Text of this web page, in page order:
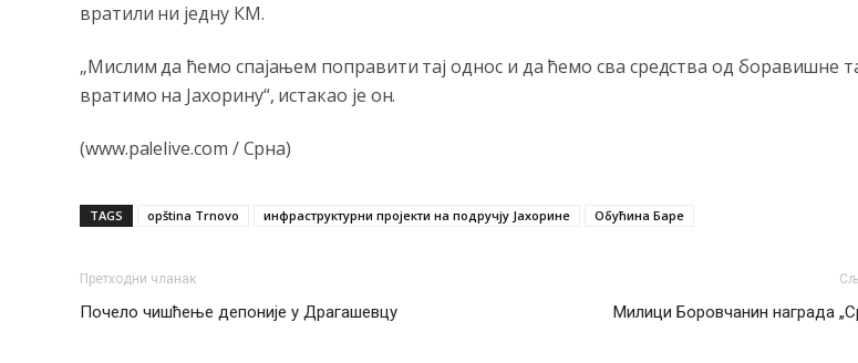
вратили ни једну КМ.
„Мислим да ћемо спајањем поправити тај однос и да ћемо сва средства од боравишне
вратимо на Јахорину“, истакао је он.
(www.palelive.com / Срна)
TAGS opština Trnovo инфраструктурни пројекти на подручју Јахорине Обућина Баре
Претходни чланак
Почело чишћење депоније у Драгашевцу Милици Боровчанин награда